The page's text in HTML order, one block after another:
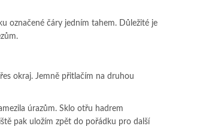
označené čáry jedním tahem. Důležité je
okraj. Jemně přitlačím na druhou
úrazům. Sklo otřu hadrem
pak uložím zpět do pořádku pro další